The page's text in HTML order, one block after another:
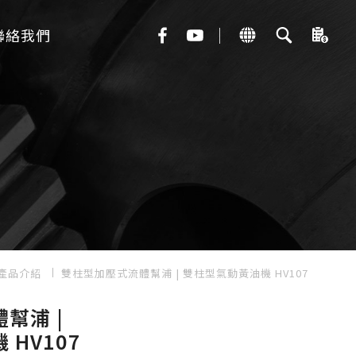
絡我們
品介紹 雙柱型加壓式流體幫浦 | 雙柱型氣動黃油機 HV107
幫浦 |
HV107